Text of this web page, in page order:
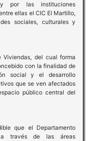
por las instituciones
ellas el CIC El Martillo,
sociales, culturales y
del cual forma
con la finalidad de
social y el desarrollo
que se ven afectados
público central del
que el Departamento
a través de las áreas